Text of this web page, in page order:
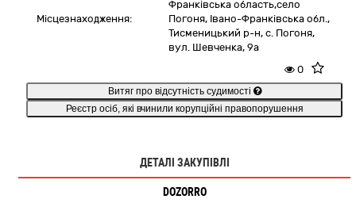
Місцезнаходження:
Франківська область,село
Погоня, Івано-Франківська обл.,
Тисменицький р-н, с. Погоня,
вул. Шевченка, 9а
0
Витяг про відсутність судимості
Реєстр осіб, які вчинили корупційні правопорушення
ДЕТАЛІ ЗАКУПІВЛІ
DOZORRO